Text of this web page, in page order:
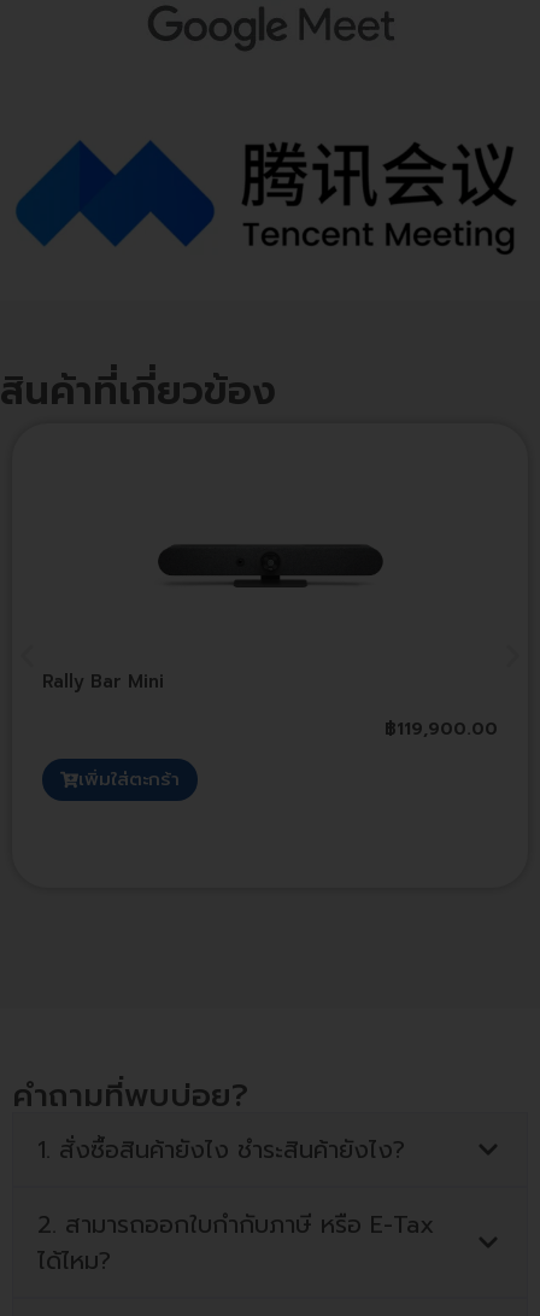
สินค้าที่เกี่ยวข้อง
Rally Bar Mini
฿119,900.00
เพิ่มใส่ตะกร้า
คำถามที่พบบ่อย?
1. สั่งซื้อสินค้ายังไง ชำระสินค้ายังไง?
2. สามารถออกใบกำกับภาษี หรือ E-Tax
ได้ไหม?